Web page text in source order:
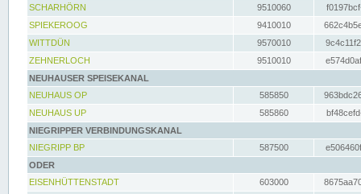
SCHARHÖRN
9510060
SPIEKEROOG
9410010
WITTDÜN
9570010
ZEHNERLOCH
9510010
NEUHAUSER SPEISEKANAL
NEUHAUS OP
585850
NEUHAUS UP
585860
NIEGRIPPER VERBINDUNGSKANAL
NIEGRIPP BP
587500
ODER
EISENHÜTTENSTADT
603000